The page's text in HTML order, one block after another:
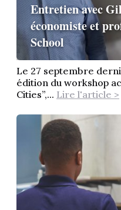
Entretien avec
économiste et
School
Le 27 septembre
édition du workshop
Cities”,... Lire l'article >